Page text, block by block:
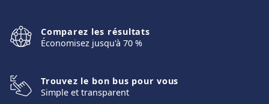
Comparez les résultats
Économisez jusqu'à 70 %
Trouvez le bon bus pour vous
Simple et transparent